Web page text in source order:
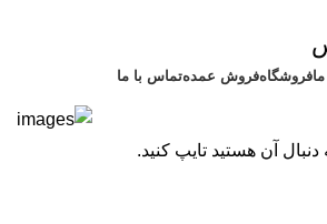
فروشگاهفروش عمدهتماس با ما
آن هستید تایپ کنید.